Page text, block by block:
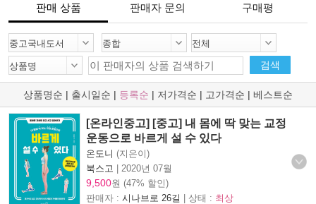
판매 상품 판매자 문의 구매평
검색
상품명순 | 출시일순 | 등록순 | 저가격순 | 고가격순 | 베스트순
[온라인중고] [중고] 내 몸에 딱 맞는 교정
운동으로 바르게 설 수 있다
온도니 (지은이)
북스고 | 2020년 07월
9,500원 (47% 할인)
판매자 : 시나브로 26길 | 상태 : 최상